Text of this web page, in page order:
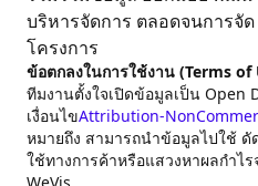
บริหารจัดการ ตลอดจนการจั
โครงการ
ข้อตกลงในการใช้งาน (Terms of
ทีมงานตั้งใจเปิดข้อมูลเป็น Open
เงื่อนไขAttribution-
หมายถึง สามารถนำข้อมูลไปใช้
ใช้ทางการค้าหรือแสวงหาผลกำไ